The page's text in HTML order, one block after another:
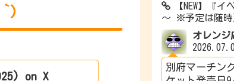
`)
on X
【NEW】『
～ ※予定は随時
オレンジ
別府マーチン